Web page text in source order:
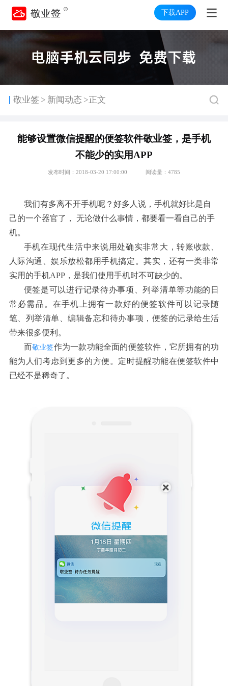
下载APP
敬业签 > 新闻动态 >正文
能够设置微信提醒的便签软件敬业签，是手机
不能少的实用APP
发布时间：2018-03-20 17:00:00 阅读量：4785
我们有多离不开手机呢？好多人说，手机就好比是自
己的一个器官了， 无论做什么事情，都要看一看自己的手
机。
手机在现代生活中来说用处确实非常大，转账收款、
人际沟通、娱乐放松都用手机搞定。其实，还有一类非常
实用的手机APP，是我们使用手机时不可缺少的。
便签是可以进行记录待办事项、列举清单等功能的日
常必需品。在手机上拥有一款好的便签软件可以记录随
笔、列举清单、编辑备忘和待办事项，便签的记录给生活
带来很多便利。
而敬业签作为一款功能全面的便签软件，它所拥有的功
能为人们考虑到更多的方便。定时提醒功能在便签软件中
已经不是稀奇了。